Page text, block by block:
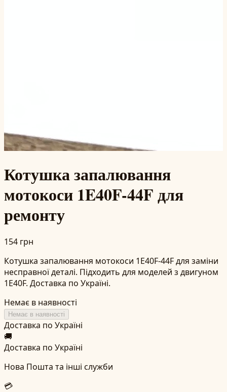
Котушка запалювання
мотокоси 1E40F-44F для
ремонту
154 грн
Котушка запалювання мотокоси 1E40F-44F для заміни
несправної деталі. Підходить для моделей з двигуном
1E40F. Доставка по Україні.
Немає в наявності
Немає в наявності
Доставка по Україні
🚚
Доставка по Україні
Нова Пошта та інші служби
💳